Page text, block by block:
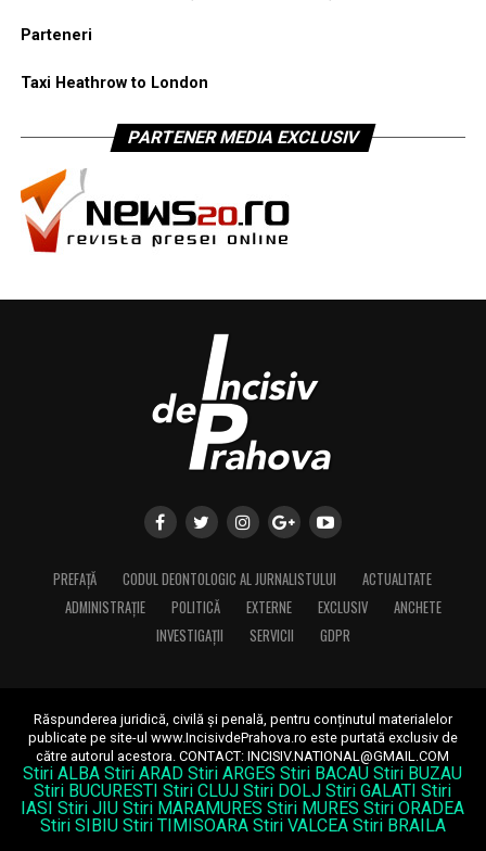
Parteneri
Taxi Heathrow to London
PARTENER MEDIA EXCLUSIV
PREFAȚĂ CODUL DEONTOLOGIC AL JURNALISTULUI
ACTUALITATE
ADMINISTRAȚIE
POLITICĂ EXTERNE EXCLUSIV
ANCHETE
INVESTIGAȚII
SERVICII GDPR
Răspunderea juridică, civilă și penală, pentru conținutul materialelor
publicate pe site-ul www.IncisivdePrahova.ro este purtată exclusiv de
către autorul acestora.CONTACT: INCISIV.NATIONAL@GMAIL.COM
Stiri ALBA Stiri ARAD Stiri ARGES Stiri BACAU Stiri BUZAU
Stiri BUCURESTI Stiri CLUJ Stiri DOLJ Stiri GALATI Stiri
IASI Stiri JIU Stiri MARAMURES Stiri MURES Stiri ORADEA
Stiri SIBIU Stiri TIMISOARA Stiri VALCEA Stiri BRAILA